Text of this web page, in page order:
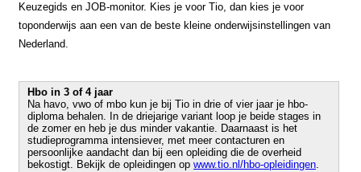
Keuzegids en JOB-monitor. Kies je voor Tio, dan kies je voor
toponderwijs aan een van de beste kleine onderwijsinstellingen van
Nederland.
Hbo in 3 of 4 jaar
Na havo, vwo of mbo kun je bij Tio in drie of vier jaar je hbo-
diploma behalen. In de driejarige variant loop je beide stages in
de zomer en heb je dus minder vakantie. Daarnaast is het
studieprogramma intensiever, met meer contacturen en
persoonlijke aandacht dan bij een opleiding die de overheid
bekostigt. Bekijk de opleidingen op www.tio.nl/hbo-opleidingen